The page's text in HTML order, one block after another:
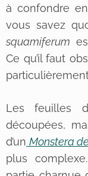
à confondre
vous savez
squamiferum
Ce qu’il faut
Les feuilles
découpées,
d’un Monstera
plus